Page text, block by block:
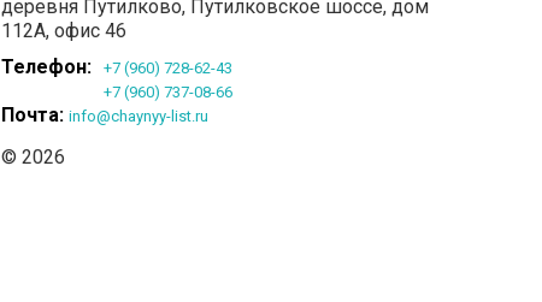
деревня Путилково, Путилковское шоссе, дом
112А, офис 46
Телефон:
+7 (960) 728-62-43
+7 (960) 737-08-66
Почта: info@chaynyy-list.ru
© 2026